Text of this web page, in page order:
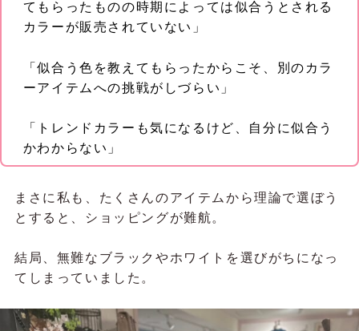
てもらったものの時期によっては似合うとされる
カラーが販売されていない」
「似合う色を教えてもらったからこそ、別のカラ
ーアイテムへの挑戦がしづらい」
「トレンドカラーも気になるけど、自分に似合う
かわからない」
まさに私も、たくさんのアイテムから理論で選ぼう
とすると、ショッピングが難航。
結局、無難なブラックやホワイトを選びがちになっ
てしまっていました。